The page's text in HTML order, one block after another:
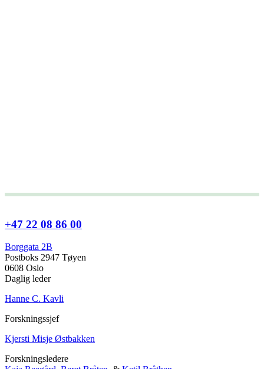
+47 22 08 86 00
Borggata 2B
Postboks 2947 Tøyen
0608 Oslo
Daglig leder
Hanne C. Kavli
Forskningssjef
Kjersti Misje Østbakken
Forskningsledere